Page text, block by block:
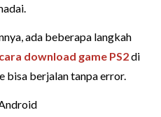
ada beberapa langkah
cara download game PS2di
bisa berjalan tanpa error.